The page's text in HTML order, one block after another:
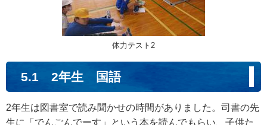
体力テスト2
5.1 2年生 国語
2年生は図書室で読み聞かせの時間がありました。司書の先
生に「でんごんでーす」という本を読んでもらい、子供た